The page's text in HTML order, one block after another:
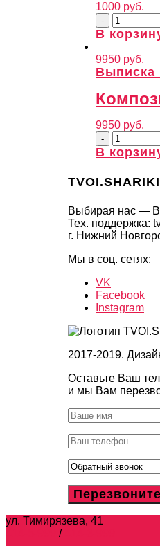
1000 руб.
В
9950 руб.
Выписка
9950 руб.
В
TVOI.SHARIKI
Выбирая нас —
Тех. поддержка:
г. Нижний
Мы в соц. сетях:
VK
Facebook
Instagram
2017-2019.
Оставьте Ваш
и мы Вам
ул. Тимирязева, 41
/